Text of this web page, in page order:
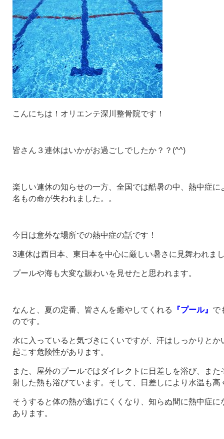
こんにちは！オリエンテ深川整骨院です！
皆さん３連休はいかがお過ごしでしたか？？(^^)
楽しい連休の知らせの一方、全国では酷暑の中、熱中症に
名もの命が失われました。。
今日は意外な場所での熱中症の話です！
3連休は西日本、東日本を中心に厳しい暑さに見舞われま
プールや海も大変な賑わいを見せたと思われます。
なんと、夏の定番、皆さんを癒やしてくれる 『プール』 で
のです。
水に入っていると気づきにくいですが、汗はしっかりとか
起こす危険性があります。
また、屋外のプールではダイレクトに日差しを浴び、ま
射した熱も浴びています。そして、日差しにより水温も高
そうすると体の熱が逃げにくくなり、知らぬ間に熱中症に
あります。